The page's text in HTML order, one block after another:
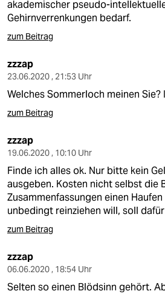
akademischer pseudo-
Gehirnverrenkungen bedarf.
zum Beitrag
zzzap
23.06.2020 , 21:53 Uhr
Welches Sommerloch meinen Sie?
zum Beitrag
zzzap
19.06.2020 , 10:10 Uhr
Finde ich alles ok. Nur bitte kein
ausgeben. Kosten nicht selbst die
Zusammenfassungen einen
unbedingt reinziehen will, soll
zum Beitrag
zzzap
06.06.2020 , 18:54 Uhr
Selten so einen Blödsinn gehört.